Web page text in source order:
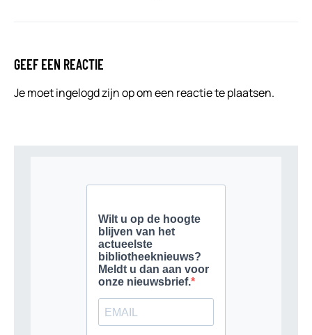
GEEF EEN REACTIE
Je moetingelogd zijn opom een reactie te plaatsen.